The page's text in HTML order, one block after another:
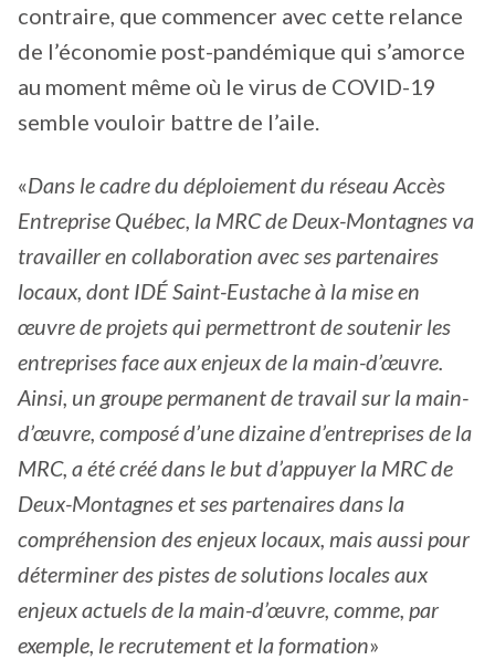
contraire, que commencer avec cette relance
de l’économie post-pandémique qui s’amorce
au moment même où le virus de COVID-19
semble vouloir battre de l’aile.
«Dans le cadre du déploiement du réseau Accès
Entreprise Québec, la MRC de Deux-Montagnes va
travailler en collaboration avec ses partenaires
locaux, dont IDÉ Saint-Eustache à la mise en
œuvre de projets qui permettront de soutenir les
entreprises face aux enjeux de la main-d’œuvre.
Ainsi, un groupe permanent de travail sur la main-
d’œuvre, composé d’une dizaine d’entreprises de la
MRC, a été créé dans le but d’appuyer la MRC de
Deux-Montagnes et ses partenaires dans la
compréhension des enjeux locaux, mais aussi pour
déterminer des pistes de solutions locales aux
enjeux actuels de la main-d’œuvre, comme, par
exemple, le recrutement et la formation»